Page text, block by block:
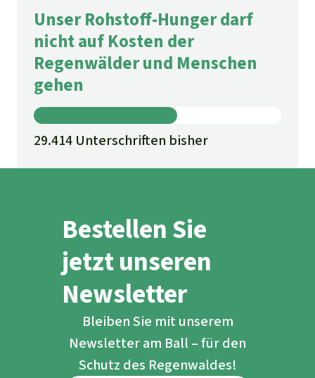
Unser Rohstoff-Hunger darf
nicht auf Kosten der
Regenwälder und Menschen
gehen
29.414 Unterschriften bisher
Bestellen Sie
jetzt unseren
Newsletter
Bleiben Sie mit unserem
Newsletter am Ball – für den
Schutz des Regenwaldes!